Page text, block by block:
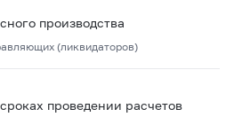
производства
(ликвидаторов)
проведении расчетов